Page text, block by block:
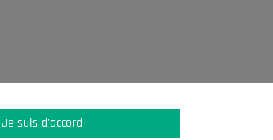
Je suis d'accord